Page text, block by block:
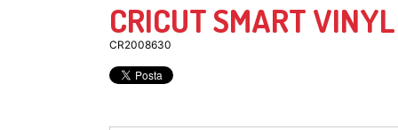
CRICUT SMART
CR2008630